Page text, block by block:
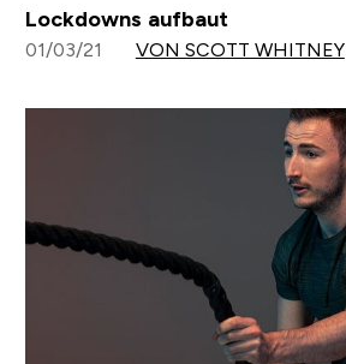
Lockdowns aufbaut
01/03/21 VON SCOTT WHITNEY